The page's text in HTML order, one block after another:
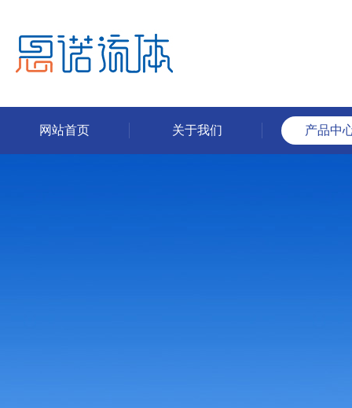
网站首页 关于我们 产品中